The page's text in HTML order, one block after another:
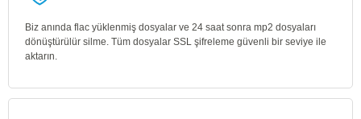
Biz anında flac yüklenmiş dosyalar ve 24 saat sonra mp2 dosyaları
dönüştürülür silme. Tüm dosyalar SSL şifreleme güvenli bir seviye ile
aktarın.